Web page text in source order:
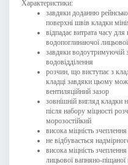
Характеристики:
завдяки доданню
поверхні швів кладки
відпадає витрата часу
водопоглинаючої
завдяки водоутримуючій
водовідділення
розчин, що виступає з
кладці завдяки цьому
вентиляційний зазор
зовнішній вигляд кладки
після набору міцності
морозостійкий
висока міцність
не відбувається
висока міцність
лицьової вапняно-піщаної